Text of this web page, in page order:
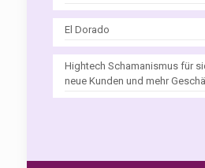
El Dorado
Hightech Schamanismus für
neue Kunden und mehr